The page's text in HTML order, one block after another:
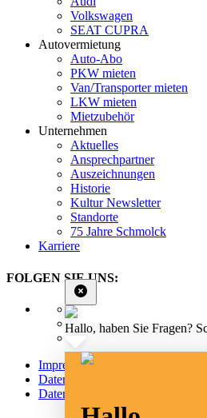
Volkswagen
SEAT CUPRA
Autovermietung
Auto-Abo
PKW mieten
Van/Transporter mieten
LKW mieten
Mietzubehör
Unternehmen
Aktuelles
Ansprechpartner
Auszeichnungen
Historie
Kultur Newsletter
Standorte
75 Jahre Schmolck
Karriere
FOLGEN SIE UNS:
Impressum
Datenschutz
Datenschutz Social Media
Hallo, haben Sie Fragen?